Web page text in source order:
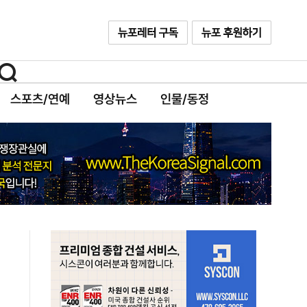
스포츠/연예 영상뉴스 인물/동정